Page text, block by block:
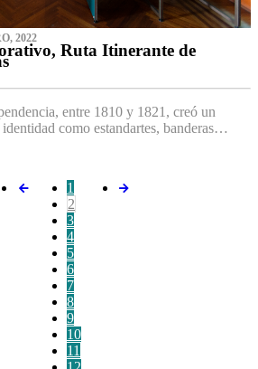
2022
Ruta Itinerante de
entre 1810 y 1821, creó un
como estandartes, banderas…
1
2
3
4
5
6
7
8
9
10
11